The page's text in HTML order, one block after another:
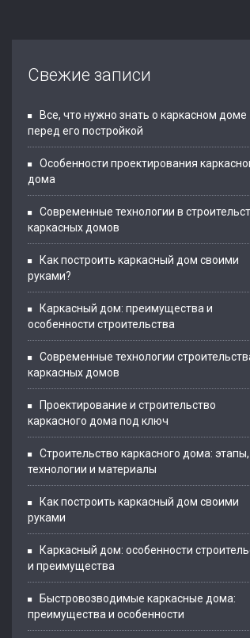
Свежие записи
Все, что нужно знать о каркасном доме
перед его постройкой
Особенности проектирования
дома
Современные технологии в
каркасных домов
Как построить каркасный дом своими
руками?
Каркасный дом: преимущества и
особенности строительства
Современные технологии
каркасных домов
Проектирование и строительство
каркасного дома под ключ
Строительство каркасного дома: этапы,
технологии и материалы
Как построить каркасный дом своими
руками
Каркасный дом: особенности
и преимущества
Быстровозводимые каркасные дома:
преимущества и особенности